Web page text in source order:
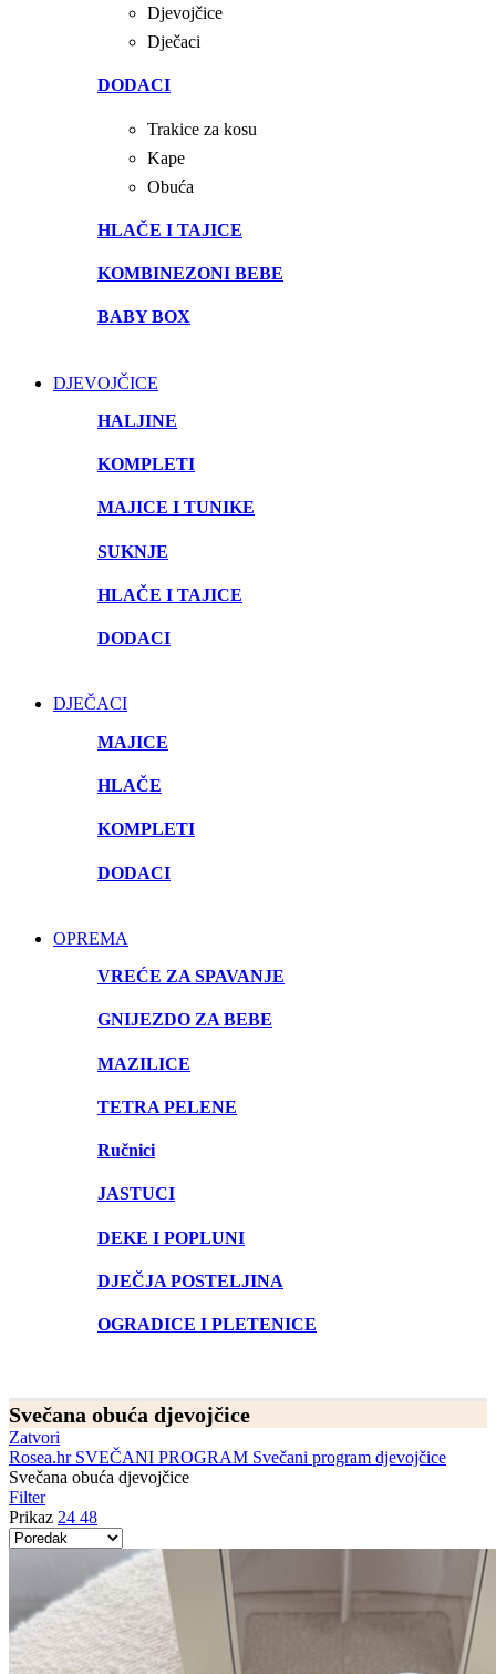
Djevojčice
Dječaci
DODACI
Trakice za kosu
Kape
Obuća
HLAČE I TAJICE
KOMBINEZONI BEBE
BABY BOX
DJEVOJČICE
HALJINE
KOMPLETI
MAJICE I TUNIKE
SUKNJE
HLAČE I TAJICE
DODACI
DJEČACI
MAJICE
HLAČE
KOMPLETI
DODACI
OPREMA
VREĆE ZA SPAVANJE
GNIJEZDO ZA BEBE
MAZILICE
TETRA PELENE
Ručnici
JASTUCI
DEKE I POPLUNI
DJEČJA POSTELJINA
OGRADICE I PLETENICE
Svečana obuća djevojčice
Zatvori
Rosea.hr SVEČANI PROGRAM Svečani program djevojčice
Svečana obuća djevojčice
Filter
Prikaz 24 48